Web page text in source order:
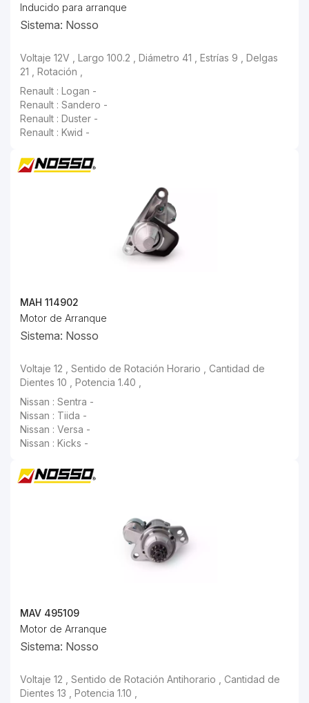
Inducido para arranque
Sistema: Nosso
Voltaje 12V , Largo 100.2 , Diámetro 41 , Estrías 9 , Delgas
21 , Rotación ,
Renault : Logan -
Renault : Sandero -
Renault : Duster -
Renault : Kwid -
MAH 114902
Motor de Arranque
Sistema: Nosso
Voltaje 12 , Sentido de Rotación Horario , Cantidad de
Dientes 10 , Potencia 1.40 ,
Nissan : Sentra -
Nissan : Tiida -
Nissan : Versa -
Nissan : Kicks -
MAV 495109
Motor de Arranque
Sistema: Nosso
Voltaje 12 , Sentido de Rotación Antihorario , Cantidad de
Dientes 13 , Potencia 1.10 ,